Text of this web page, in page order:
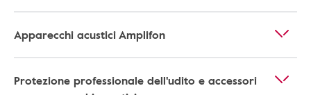
Apparecchi acustici Amplifon
Protezione professionale dell'udito e accessori